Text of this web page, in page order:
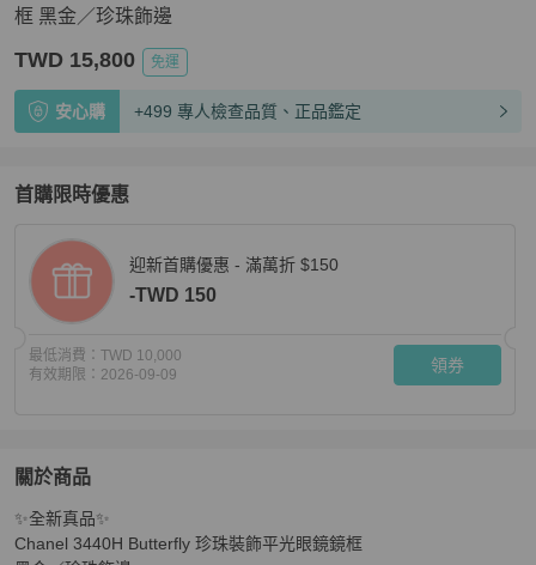
框 黑金／珍珠飾邊
TWD 15,800 免運
安心購 +499 專人檢查品質、正品鑑定
首購限時優惠
迎新首購優惠 - 滿萬折 $150
-TWD 150
最低消費： TWD 10,000
有效期限： 2026-09-09 領券
關於商品
關於🎉新品好折扣✨Chanel 3440H Butterfly 珍珠裝飾平光眼
✨全新真品✨
Chanel 3440H Butterfly 珍珠裝飾平光眼鏡鏡框